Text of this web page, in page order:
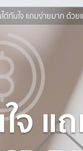
ทันใจ แถมง่ายมาก ด้วยแ
จ แ